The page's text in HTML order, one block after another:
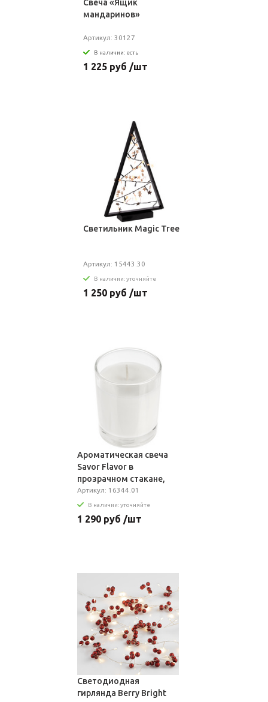
Свеча «Ящик
мандаринов»
Артикул: 30127
В наличии: есть
1 225 руб /шт
Светильник Magic Tree
Артикул: 15443.30
В наличии: уточняйте
1 250 руб /шт
Ароматическая свеча
Savor Flavor в
прозрачном стакане,
кедр и яблочный пирог
Артикул: 16344.01
В наличии: уточняйте
1 290 руб /шт
Светодиодная
гирлянда Berry Bright